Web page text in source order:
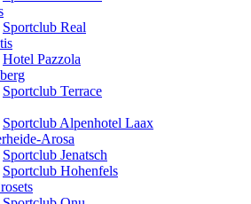
Sportclub Real
Hotel Pazzola
Sportclub Terrace
Sportclub Alpenhotel Laax
Arosa
Sportclub Jenatsch
Sportclub Hohenfels